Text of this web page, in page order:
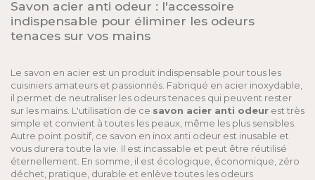
Savon acier anti odeur : l'accessoire
indispensable pour éliminer les odeurs
tenaces sur vos mains
Le savon en acier est un produit indispensable pour tous les
cuisiniers amateurs et passionnés. Fabriqué en acier inoxydable,
il permet de neutraliser les odeurs tenaces qui peuvent rester
sur les mains. L'utilisation de ce savon acier anti odeur est très
simple et convient à toutes les peaux, même les plus sensibles.
Autre point positif, ce savon en inox anti odeur est inusable et
vous durera toute la vie. Il est incassable et peut être réutilisé
éternellement. En somme, il est écologique, économique, zéro
déchet, pratique, durable et enlève toutes les odeurs